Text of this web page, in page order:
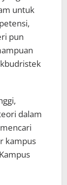
untuk
pun
dalam
kampus